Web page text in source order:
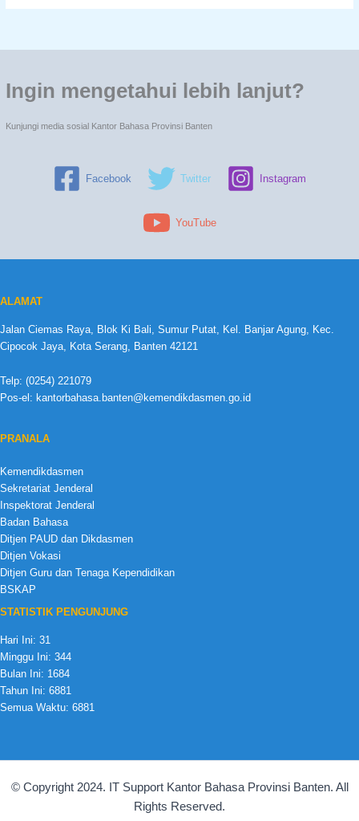
Ingin mengetahui lebih lanjut?
Kunjungi media sosial Kantor Bahasa Provinsi Banten
Facebook Twitter Instagram
YouTube
ALAMAT
Jalan Ciemas Raya, Blok Ki Bali, Sumur Putat, Kel. Banjar Agung, Kec.
Cipocok Jaya, Kota Serang, Banten 42121
Telp: (0254) 221079
Pos-el: kantorbahasa.banten@kemendikdasmen.go.id
PRANALA
Kemendikdasmen
Sekretariat Jenderal
Inspektorat Jenderal
Badan Bahasa
Ditjen PAUD dan Dikdasmen
Ditjen Vokasi
Ditjen Guru dan Tenaga Kependidikan
BSKAP
STATISTIK PENGUNJUNG
Hari Ini: 31
Minggu Ini: 344
Bulan Ini: 1684
Tahun Ini: 6881
Semua Waktu: 6881
© Copyright 2024. IT Support Kantor Bahasa Provinsi Banten. All
Rights Reserved.